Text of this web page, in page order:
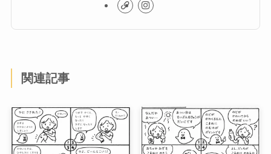
関連記事